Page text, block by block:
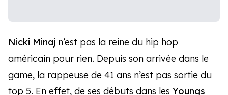
Nicki Minaj n’est pas la reine du hip hop
américain pour rien. Depuis son arrivée dans le
game, la rappeuse de 41 ans n’est pas sortie du
top 5. En effet, de ses débuts dans les Youngs